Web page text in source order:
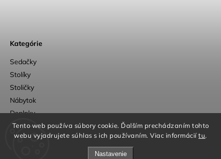
Tento web používa súbory cookie. Ďalším prechádzaním tohto
webu vyjadrujete súhlas s ich používaním. Viac informáciítu.
Nastavenie
Kategórie
Sedačky
Stolíky
Stoličky
Nábytok
Doplnky
Outlet